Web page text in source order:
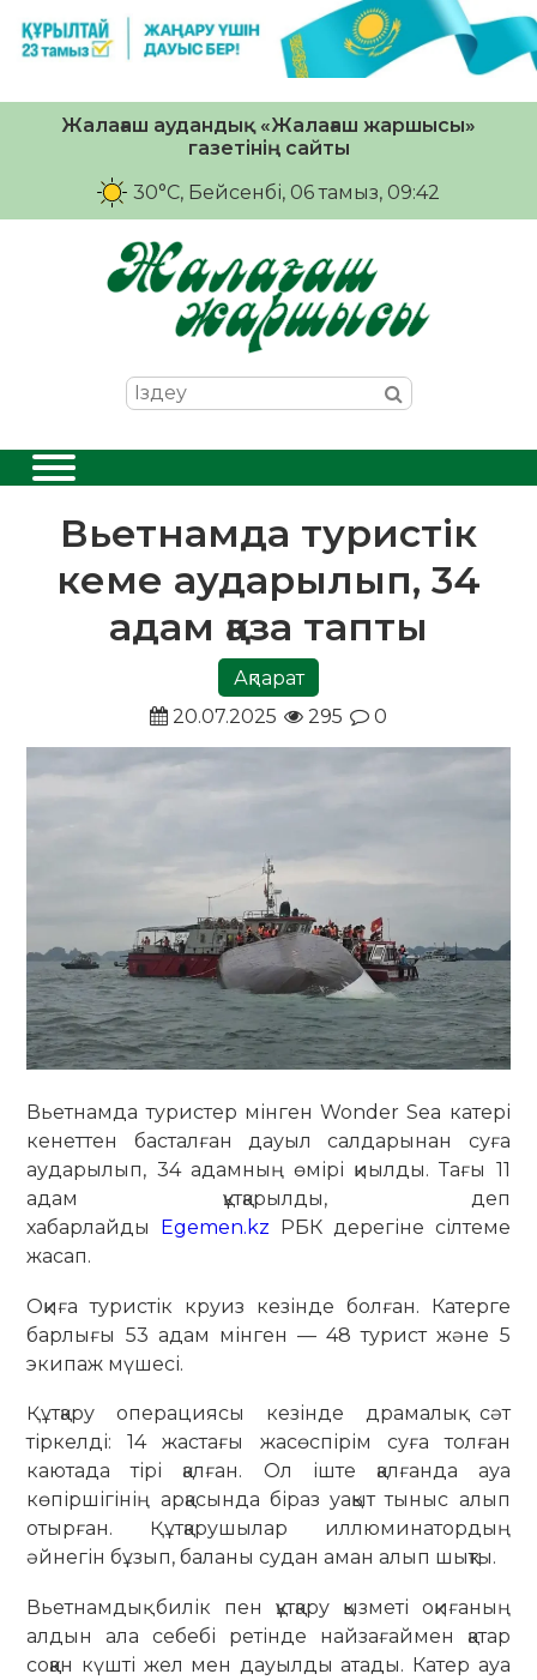
Жалағаш аудандық «Жалағаш жаршысы»
газетінің сайты
30°C, Бейсенбі, 06 тамыз, 09:42
Вьетнамда туристік
кеме аударылып, 34
адам қаза тапты
Ақпарат
20.07.2025
295 0
Вьетнамда туристер мінген Wonder Sea катері
кенеттен басталған дауыл салдарынан суға
аударылып, 34 адамның өмірі қиылды. Тағы 11
адам құтқарылды, деп
хабарлайды Egemen.kz РБК дерегіне сілтеме
жасап.
Оқиға туристік круиз кезінде болған. Катерге
барлығы 53 адам мінген — 48 турист және 5
экипаж мүшесі.
Құтқару операциясы кезінде драмалық сәт
тіркелді: 14 жастағы жасөспірім суға толған
каютада тірі қалған. Ол іште қалғанда ауа
көпіршігінің арқасында біраз уақыт тыныс алып
отырған. Құтқарушылар иллюминатордың
әйнегін бұзып, баланы судан аман алып шықты.
Вьетнамдық билік пен құтқару қызметі оқиғаның
алдын ала себебі ретінде найзағаймен қатар
соққан күшті жел мен дауылды атады. Катер ауа